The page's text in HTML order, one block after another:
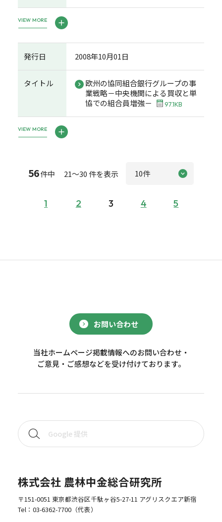
VIEW MORE
発行日 2008年10月01日
タイトル
欧州の協同組合銀行グループの事
業戦略－中央機関による買収と単
協での組合員増強－
97.1KB
VIEW MORE
56件中 21～30 件を表示
1 2 3 4 5
お問い合わせ
当社ホームページ掲載情報へのお問い合わせ・
ご意見・ご感想などを受け付けております。
株式会社 農林中金総合研究所
〒151-0051 東京都渋谷区千駄ヶ谷5-27-11 アグリスクエア新宿
Tel： 03-6362-7700（代表）